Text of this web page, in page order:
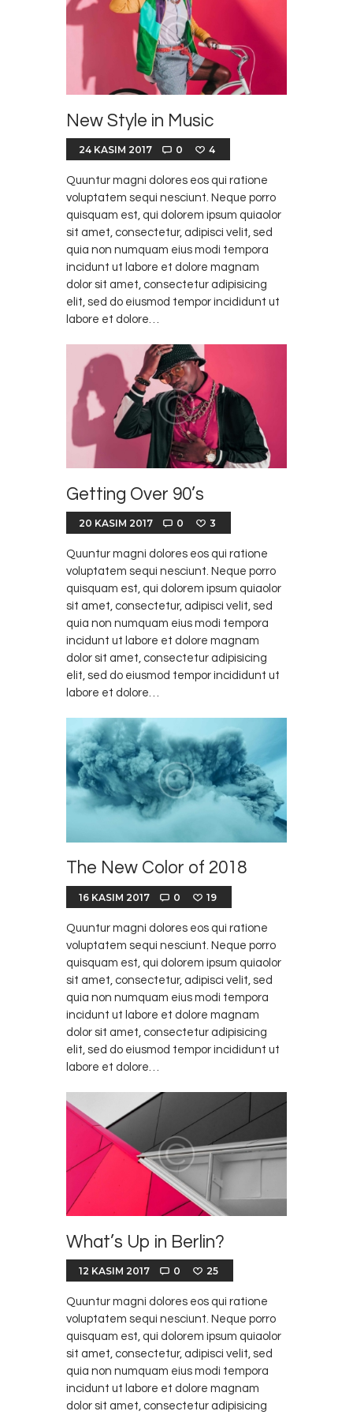
New Style in Music
24 KASIM 2017 0 4
Quuntur magni dolores eos qui ratione
voluptatem sequi nesciunt. Neque porro
quisquam est, qui dolorem ipsum quiaolor
sit amet, consectetur, adipisci velit, sed
quia non numquam eius modi tempora
incidunt ut labore et dolore magnam
dolor sit amet, consectetur adipisicing
elit, sed do eiusmod tempor incididunt ut
labore et dolore…
Getting Over 90’s
20 KASIM 2017 0 3
Quuntur magni dolores eos qui ratione
voluptatem sequi nesciunt. Neque porro
quisquam est, qui dolorem ipsum quiaolor
sit amet, consectetur, adipisci velit, sed
quia non numquam eius modi tempora
incidunt ut labore et dolore magnam
dolor sit amet, consectetur adipisicing
elit, sed do eiusmod tempor incididunt ut
labore et dolore…
The New Color of 2018
16 KASIM 2017 0 19
Quuntur magni dolores eos qui ratione
voluptatem sequi nesciunt. Neque porro
quisquam est, qui dolorem ipsum quiaolor
sit amet, consectetur, adipisci velit, sed
quia non numquam eius modi tempora
incidunt ut labore et dolore magnam
dolor sit amet, consectetur adipisicing
elit, sed do eiusmod tempor incididunt ut
labore et dolore…
What’s Up in Berlin?
12 KASIM 2017 0 25
Quuntur magni dolores eos qui ratione
voluptatem sequi nesciunt. Neque porro
quisquam est, qui dolorem ipsum quiaolor
sit amet, consectetur, adipisci velit, sed
quia non numquam eius modi tempora
incidunt ut labore et dolore magnam
dolor sit amet, consectetur adipisicing